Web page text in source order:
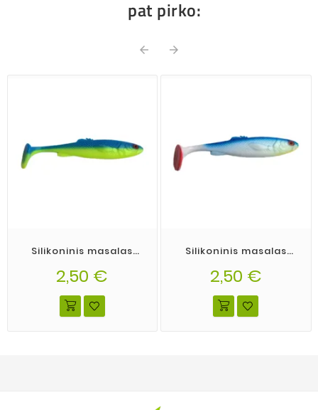
pat pirko:
 
Silikoninis masalas
spalva 01
2,50 €
Silikoninis masalas
spalva 16
2,50 €